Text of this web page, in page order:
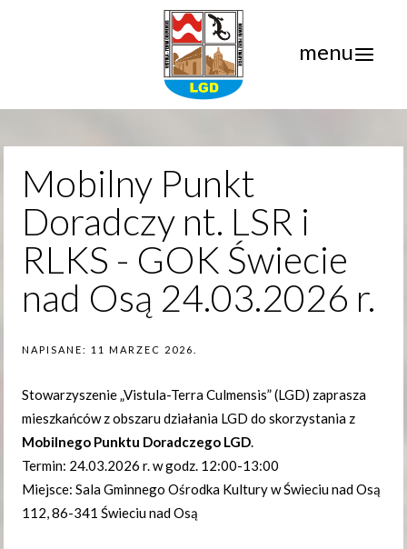
menu
Mobilny Punkt
Doradczy nt. LSR i
RLKS - GOK Świecie
nad Osą 24.03.2026 r.
NAPISANE: 11 MARZEC 2026
Stowarzyszenie „Vistula-Terra Culmensis” (LGD) zaprasza
mieszkańców z obszaru działania LGD do skorzystania z
Mobilnego Punktu Doradczego LGD.
Termin: 24.03.2026 r. w godz. 12:00-13:00
Miejsce: Sala Gminnego Ośrodka Kultury w Świeciu nad Osą
112, 86-341 Świeciu nad Osą